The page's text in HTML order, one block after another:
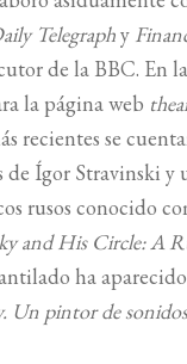
CONTACTO
MI CUENTA
BUSCAR
LISTA DE
Telegraphy
de la BBC. En
la página web
recientes se
de Ígor Stravinski y
rusos conocido
and His Circle: A
ha
Un pintor de sonidos